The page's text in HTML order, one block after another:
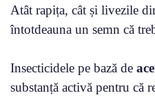
Atât rapița, cât și livezile
întotdeauna un semn că
Insecticidele pe bază de
substanță activă pentru că